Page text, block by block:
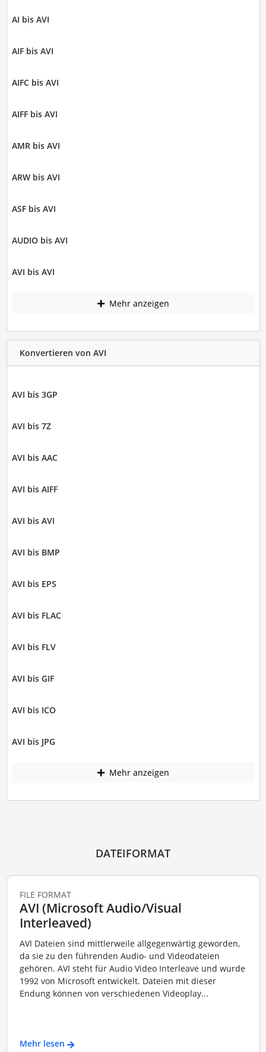
AI bis AVI
AIF bis AVI
AIFC bis AVI
AIFF bis AVI
AMR bis AVI
ARW bis AVI
ASF bis AVI
AUDIO bis AVI
AVI bis AVI
Mehr anzeigen
Konvertieren von AVI
AVI bis 3GP
AVI bis 7Z
AVI bis AAC
AVI bis AIFF
AVI bis AVI
AVI bis BMP
AVI bis EPS
AVI bis FLAC
AVI bis FLV
AVI bis GIF
AVI bis ICO
AVI bis JPG
Mehr anzeigen
DATEIFORMAT
FILE FORMAT
AVI (Microsoft Audio/Visual
Interleaved)
AVI Dateien sind mittlerweile allgegenwärtig geworden,
da sie zu den führenden Audio- und Videodateien
gehören. AVI steht für Audio Video Interleave und wurde
1992 von Microsoft entwickelt. Dateien mit dieser
Endung können von verschiedenen Videoplay...
Mehr lesen